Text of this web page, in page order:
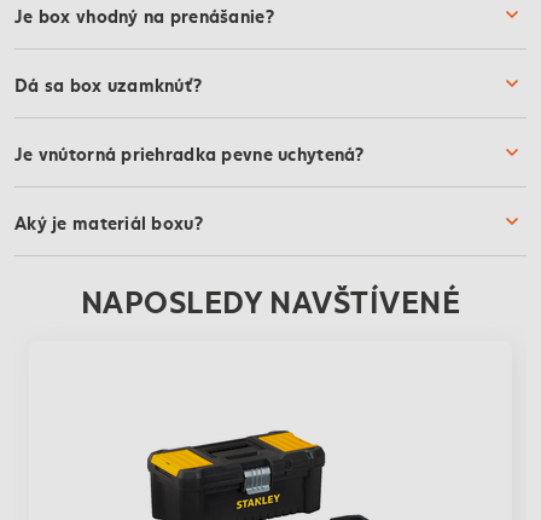
Je box vhodný na prenášanie?
Dá sa box uzamknúť?
Je vnútorná priehradka pevne uchytená?
Aký je materiál boxu?
NAPOSLEDY NAVŠTÍVENÉ